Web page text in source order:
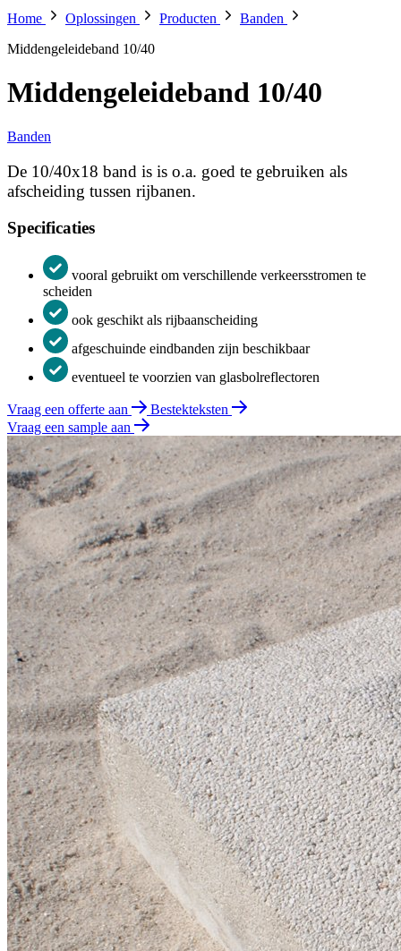
Home Oplossingen Producten
Banden
Middengeleideband 10/40
Middengeleideband 10/40
Banden
De 10/40x18 band is is o.a. goed te gebruiken als
afscheiding tussen rijbanen.
Specificaties
vooral gebruikt om verschillende verkeersstromen te
scheiden
ook geschikt als rijbaanscheiding
afgeschuinde eindbanden zijn beschikbaar
eventueel te voorzien van glasbolreflectoren
Vraag een offerte aan
Bestekteksten
Vraag een sample aan